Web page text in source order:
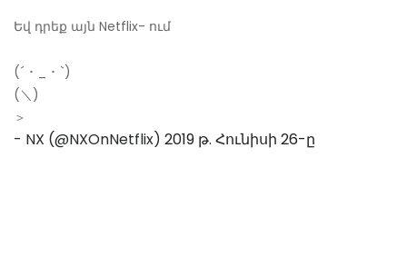
Եվ դրեք այն Netflix- ում
(´ ･ _ ･ `)
(＼)
＞
- NX (@NXOnNetflix) 2019 թ. Հունիսի 26-ը